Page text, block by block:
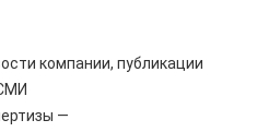
компании, публикации
—